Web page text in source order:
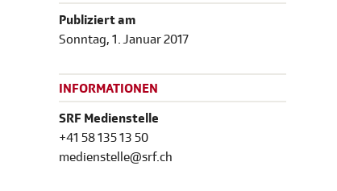
Publiziert am
Sonntag, 1. Januar 2017
INFORMATIONEN
SRF Medienstelle
+41 58 135 13 50
medienstelle@srf.ch